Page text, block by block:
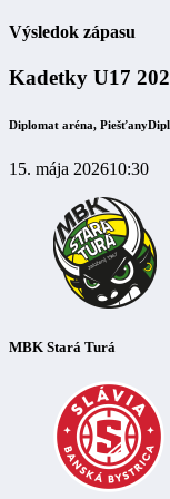
Výsledok zápasu
Kadetky U17
Diplomat aréna, Piešťany
15. mája 202610:30
MBK Stará Turá